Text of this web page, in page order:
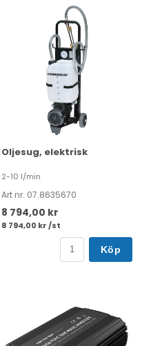
Oljesug, elektrisk
2-10 l/min
Art nr. 07.8635670
8 794,00 kr
8 794,00 kr /st
Köp